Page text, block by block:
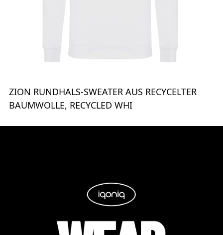
ZION RUNDHALS-SWEATER AUS RECYCELTER
BAUMWOLLE, RECYCLED WHI